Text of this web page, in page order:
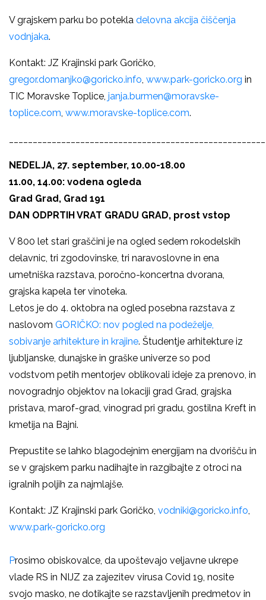
V grajskem parku bo potekla delovna akcija čiščenja
vodnjaka.
Kontakt: JZ Krajinski park Goričko,
gregor.domanjko@goricko.info, www.park-goricko.org in
TIC Moravske Toplice, janja.burmen@moravske-
toplice.com, www.moravske-toplice.com.
NEDELJA, 27. september, 10.00-18.00
11.00, 14.00: vodena ogleda
Grad Grad, Grad 191
DAN ODPRTIH VRAT GRADU GRAD, prost vstop
V 800 let stari graščini je na ogled sedem rokodelskih
delavnic, tri zgodovinske, tri naravoslovne in ena
umetniška razstava, poročno-koncertna dvorana,
grajska kapela ter vinoteka.
Letos je do 4. oktobra na ogled posebna razstava z
naslovom GORIČKO: nov pogled na podeželje,
sobivanje arhitekture in krajine. Študentje arhitekture iz
ljubljanske, dunajske in graške univerze so pod
vodstvom petih mentorjev oblikovali ideje za prenovo, in
novogradnjo objektov na lokaciji grad Grad, grajska
pristava, marof-grad, vinograd pri gradu, gostilna Kreft in
kmetija na Bajni.
Prepustite se lahko blagodejnim energijam na dvorišču in
se v grajskem parku nadihajte in razgibajte z otroci na
igralnih poljih za najmlajše.
Kontakt: JZ Krajinski park Goričko, vodniki@goricko.info,
www.park-goricko.org
Prosimo obiskovalce, da upoštevajo veljavne ukrepe
vlade RS in NIJZ za zajezitev virusa Covid 19, nosite
svojo masko, ne dotikajte se razstavljenih predmetov in